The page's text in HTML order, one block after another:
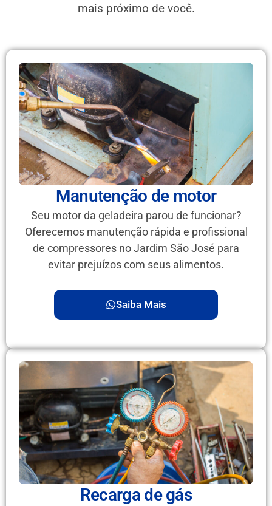
mais próximo de você.
Manutenção de motor
Seu motor da geladeira parou de funcionar?
Oferecemos manutenção rápida e profissional
de compressores no Jardim São José para
evitar prejuízos com seus alimentos.
Saiba Mais
Recarga de gás